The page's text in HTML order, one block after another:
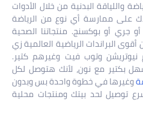
واللياقة البدنية من خلال الأدوات
على ممارسة أي نوع من الرياضة
جري أو بوكسنج. منتجاتنا الصحية
أقوى البراندات الرياضية العالمية زي
وتوب فيت وغيرهم كتير.
بكتير مع نون، لأنك هتوصل لكل
وغيرها في خطوة واحدة بس وبدون
توصيل لحد بيتك ومنتجات محلية